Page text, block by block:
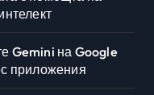
Gemini на Google
приложения